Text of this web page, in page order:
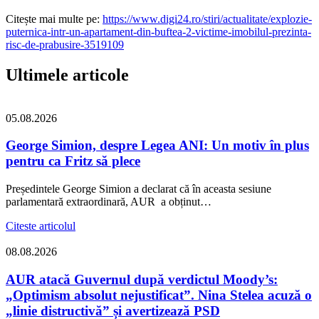
Citește mai multe pe: https://www.digi24.ro/stiri/actualitate/explozie-
puternica-intr-un-apartament-din-buftea-2-victime-imobilul-prezinta-
risc-de-prabusire-3519109
Ultimele articole
05.08.2026
George Simion, despre Legea ANI: Un motiv în plus
pentru ca Fritz să plece
Președintele George Simion a declarat că în aceasta sesiune
parlamentară extraordinară, AUR a obținut…
Citeste articolul
08.08.2026
AUR atacă Guvernul după verdictul Moody’s:
„Optimism absolut nejustificat”. Nina Stelea acuză o
„linie distructivă” și avertizează PSD